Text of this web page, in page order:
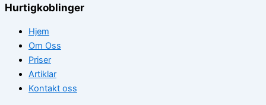
Hurtigkoblinger
Hjem
Om Oss
Priser
Artiklar
Kontakt oss